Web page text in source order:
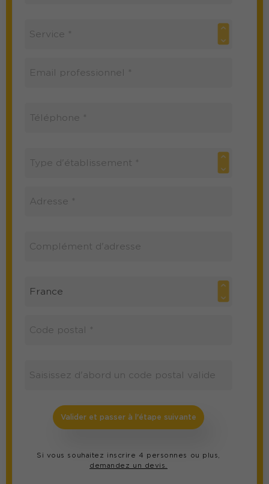
Valider et passer à l'étape suivante
Si vous souhaitez inscrire 4 personnes ou plus,
demandez un devis.